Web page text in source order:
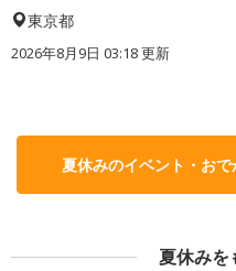
東京都
2026年8月9日 03:18更新
夏休みのイベント・お
夏休みを